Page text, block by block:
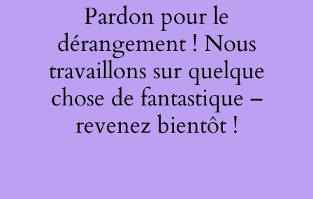
Pardon pour le
dérangement ! Nous
travaillons sur quelque
chose de fantastique –
revenez bientôt !